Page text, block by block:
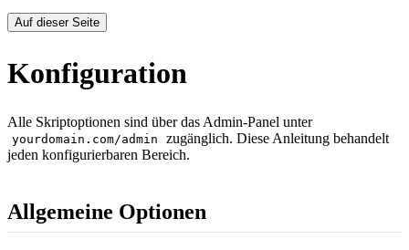
Auf dieser Seite
Konfiguration
Alle Skriptoptionen sind über das Admin-Panel unter
yourdomain.com/admin
zugänglich. Diese Anleitung behandelt
jeden konfigurierbaren Bereich.
Allgemeine Optionen